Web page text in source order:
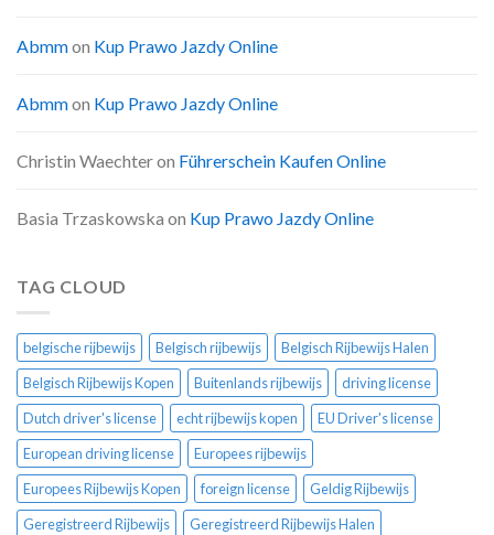
Abmmon Kup Prawo Jazdy Online
Abmmon Kup Prawo Jazdy Online
Christin Waechteron Führerschein Kaufen Online
Basia Trzaskowska on Kup Prawo Jazdy Online
TAG CLOUD
belgische rijbewijs Belgisch rijbewijs
Belgisch Rijbewijs Halen
Belgisch Rijbewijs Kopen
Buitenlands rijbewijs
driving license
Dutch driver's license
echt rijbewijs kopen
EU Driver's license
European driving license
Europees rijbewijs
Europees Rijbewijs Kopen
foreign license
Geldig Rijbewijs
Geregistreerd Rijbewijs
Geregistreerd Rijbewijs Halen